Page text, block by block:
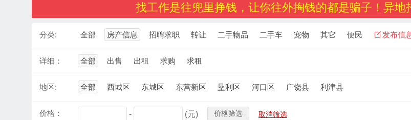
找工作是往兜里挣钱，让你往外掏钱的都是骗子！异地
分类: 全部 房产信息 招聘求职 转让 二手物品 二手车 宠物 其它 便民 发布信
详细： 全部 出售 出租 求购 求租
地区: 全部 西城区 东城区 东营新区 垦利区 河口区 广饶县 利津县
价格： - (元) 价格筛选 取消筛选